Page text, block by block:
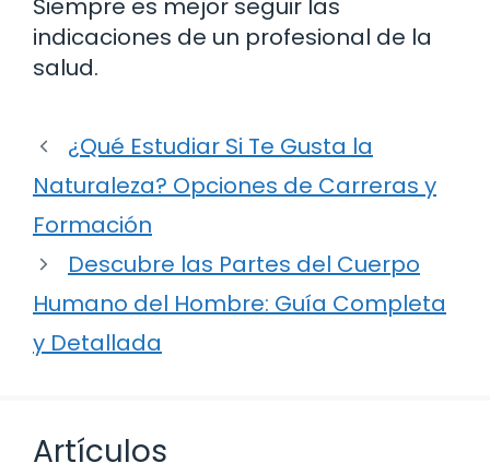
Siempre es mejor seguir las
indicaciones de un profesional de la
salud.
¿Qué Estudiar Si Te Gusta la
Naturaleza? Opciones de Carreras y
Formación
Descubre las Partes del Cuerpo
Humano del Hombre: Guía Completa
y Detallada
Artículos